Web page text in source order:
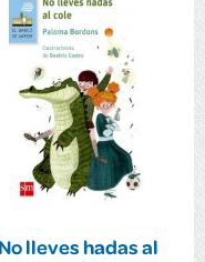
No lleves hadas al